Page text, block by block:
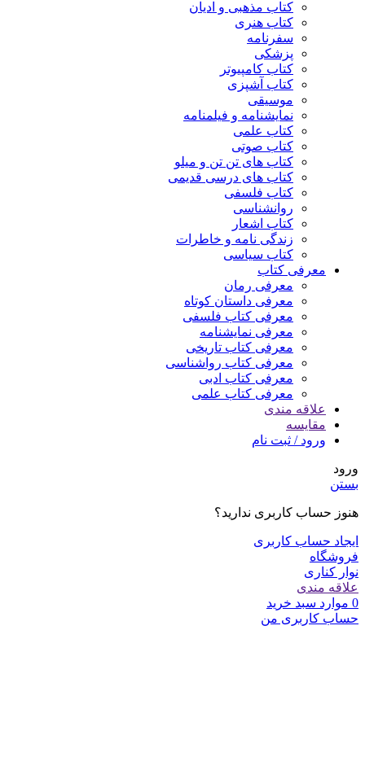
کتاب مذهبی و ادیان
کتاب هنری
سفرنامه
پزشکی
کتاب کامپیوتر
کتاب آشپزی
موسیقی
نمایشنامه و فیلمنامه
کتاب علمی
کتاب صوتی
کتاب های تن تن و میلو
کتاب های درسی قدیمی
کتاب فلسفی
روانشناسی
کتاب اشعار
زندگی نامه و خاطرات
کتاب سیاسی
معرفی کتاب
معرفی رمان
معرفی داستان کوتاه
معرفی کتاب فلسفی
معرفی نمایشنامه
معرفی کتاب تاریخی
معرفی کتاب رواشناسی
معرفی کتاب ادبی
معرفی کتاب علمی
علاقه مندی
مقایسه
ورود / ثبت نام
ورود
بستن
هنوز حساب کاربری ندارید؟
ایجاد حساب کاربری
فروشگاه
نوار کناری
علاقه مندی
0 موارد سبد خرید
حساب کاربری من